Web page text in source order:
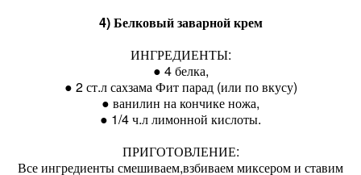
4) Белковый заварной крем
ИНГРЕДИЕНТЫ:
● 4 белка,
● 2 ст.л сахзама Фит парад (или по вкусу)
● ванилин на кончике ножа,
● 1/4 ч.л лимонной кислоты.
ПРИГОТОВЛЕНИЕ:
Все ингредиенты смешиваем,взбиваем миксером и ставим